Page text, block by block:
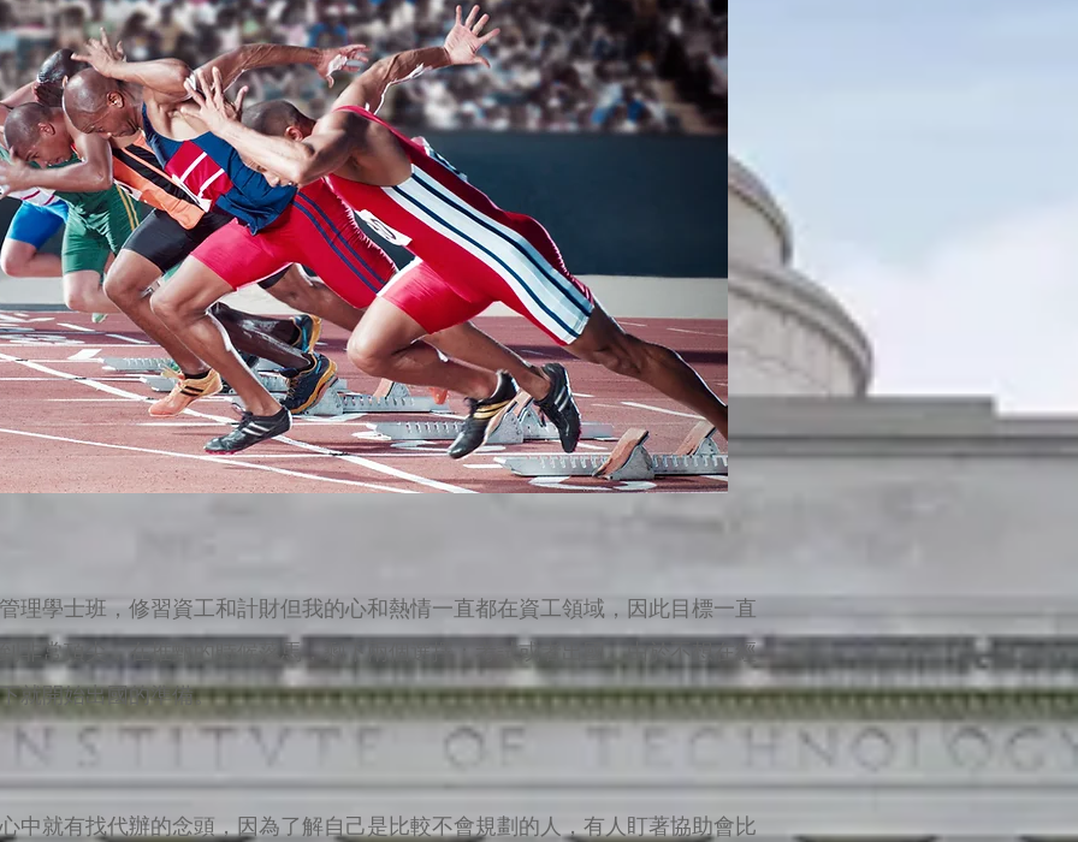
理學士班，修習資工和計財但我的心和熱情一直都在資工領域，因此目標一直
非常頂尖，在推甄的時候落馬，剩下兩個選擇：考試或者出國。由於不想在經
就開始出國的準備。
中就有找代辦的念頭，因為了解自己是比較不會規劃的人，有人盯著協助會比